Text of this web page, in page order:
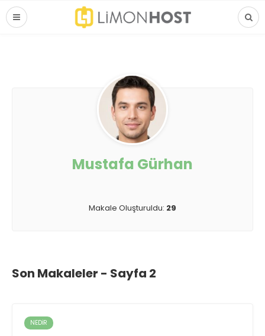
Mustafa Gürhan
Makale Oluşturuldu: 29
Son Makaleler - Sayfa 2
NEDIR